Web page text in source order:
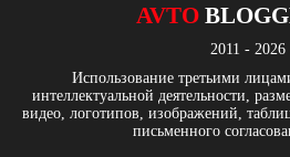
AVTO
2011 - 2026
Использование третьими
интеллектуальной деятельности,
видео, логотипов, изображений,
письменного